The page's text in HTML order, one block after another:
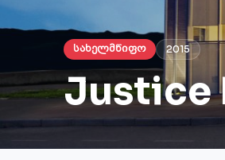
სახელმწიფო 2015
Justice